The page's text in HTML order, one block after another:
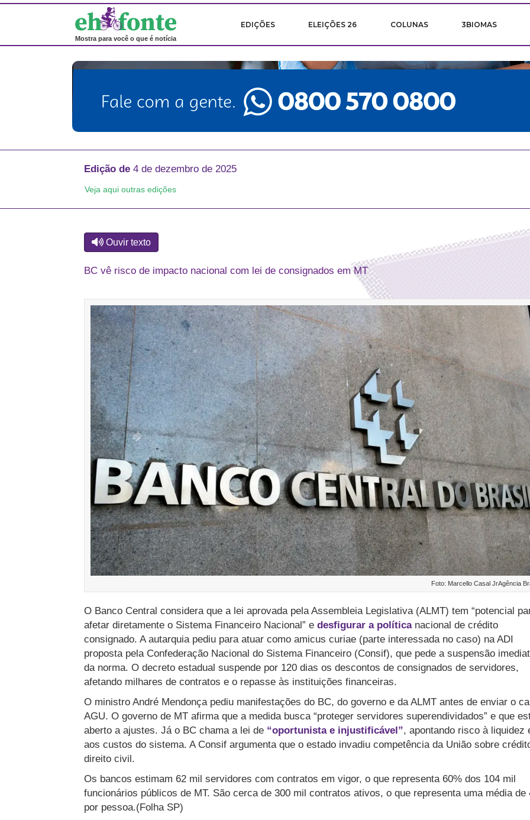
Mostra para você o que é notícia
EDIÇÕES ELEIÇÕES 26 COLUNAS 3BIOMAS
Edição de 4 de dezembro de 2025
Veja aqui outras edições
Ouvir texto
BC vê risco de impacto nacional com lei de consignados em MT
Foto: Marcello Casal JrAgência
O Banco Central considera que a lei aprovada pela Assembleia Legislativa (ALMT) tem “potencial
afetar diretamente o Sistema Financeiro Nacional” e desfigurar a políticanacional de crédito
consignado. A autarquia pediu para atuar como amicus curiae (parte interessada no caso) na ADI
proposta pela Confederação Nacional do Sistema Financeiro (Consif), que pede a suspensão
da norma. O decreto estadual suspende por 120 dias os descontos de consignados de servidores,
afetando milhares de contratos e o repasse às instituições financeiras.
O ministro André Mendonça pediu manifestações do BC, do governo e da ALMT antes de enviar o
AGU. O governo de MT afirma que a medida busca “proteger servidores superendividados” e que
aberto a ajustes. Já o BC chama a lei de “oportunista e injustificável”, apontando risco à liquidez
aos custos do sistema. A Consif argumenta que o estado invadiu competência da União sobre
direito civil.
Os bancos estimam 62 mil servidores com contratos em vigor, o que representa 60% dos 104 mil
funcionários públicos de MT. São cerca de 300 mil contratos ativos, o que representa uma média de
por pessoa.(Folha SP)